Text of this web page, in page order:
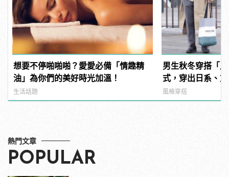
想要不停啪啪啪？愛愛必備「情趣精
油」為你們的美好時光加溫！
生活話題
男生秋冬穿搭「
式，穿出日系、
風格穿搭
熱門文章
POPULAR